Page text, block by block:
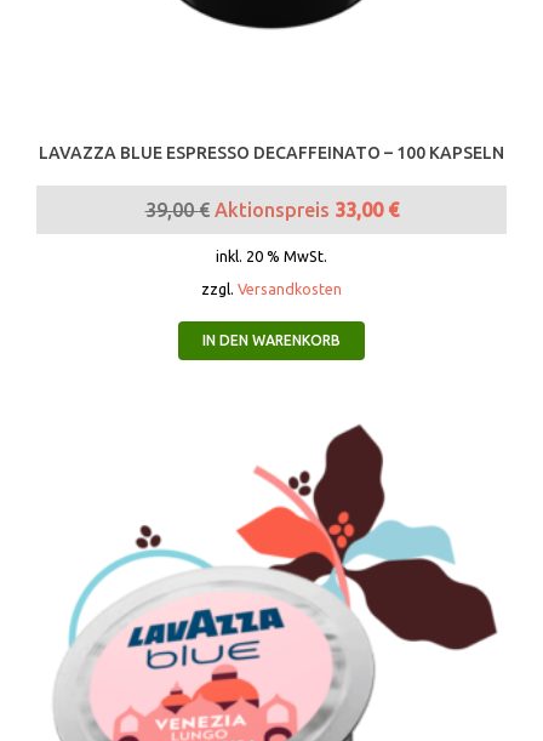
LAVAZZA BLUE ESPRESSO DECAFFEINATO – 100 KAPSELN
39,00€ Aktionspreis 33,00 €
inkl. 20 % MwSt.
zzgl. Versandkosten
IN DEN WARENKORB